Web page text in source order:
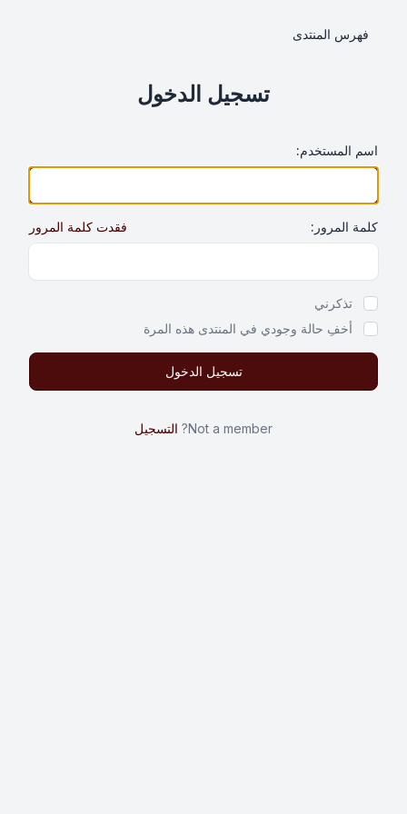
فهرس المنتدى
تسجيل الدخول
اسم المستخدم:
كلمة المرور: فقدت كلمة المرور
تذكرني
أخفِ حالة وجودي في المنتدى هذه المرة
Not a member? التسجيل